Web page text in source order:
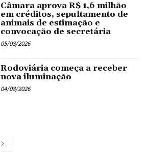
Câmara aprova R$ 1,6 milhão
em créditos, sepultamento de
animais de estimação e
convocação de secretária
05/08/2026
Rodoviária começa a receber
nova iluminação
04/08/2026